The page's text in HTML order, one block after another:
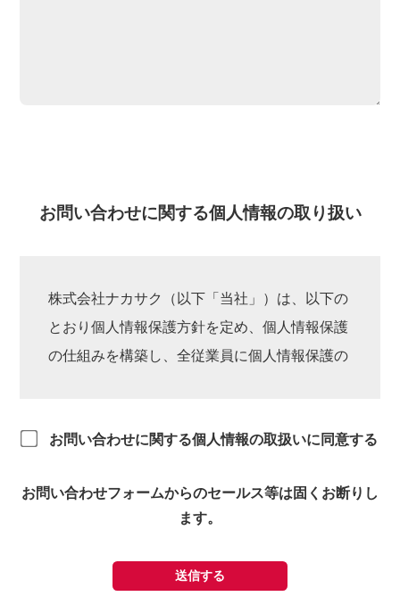
お問い合わせに関する個人情報の取り扱い
株式会社ナカサク（以下「当社」）は、以下の
とおり個人情報保護方針を定め、個人情報保護
の仕組みを構築し、全従業員に個人情報保護の
当社は、お客様の個人情報を正確かつ最新の状
態に保ち、個人情報への不正アクセス・紛失・
ュリティシステムの維持・管理体制の整備・社
お問い合わせに関する個人情報の取扱いに同意する
お問い合わせフォームからのセールス等は固くお断りし
ます。
送信する